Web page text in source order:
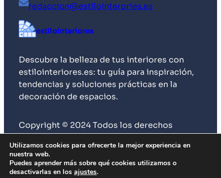
redaccion@estilointerories.es
estilointeriores
Descubre la belleza de tus interiores con
estilointeriores.es: tu guía para inspiración,
tendencias y soluciones prácticas en la
decoración de espacios.
Copyright © 2024 Todos los derechos
reservados
Utilizamos cookies para ofrecerte la mejor experiencia en
nuestra web.
Puedes aprender más sobre qué cookies utilizamos o
desactivarlas en los ajustes.